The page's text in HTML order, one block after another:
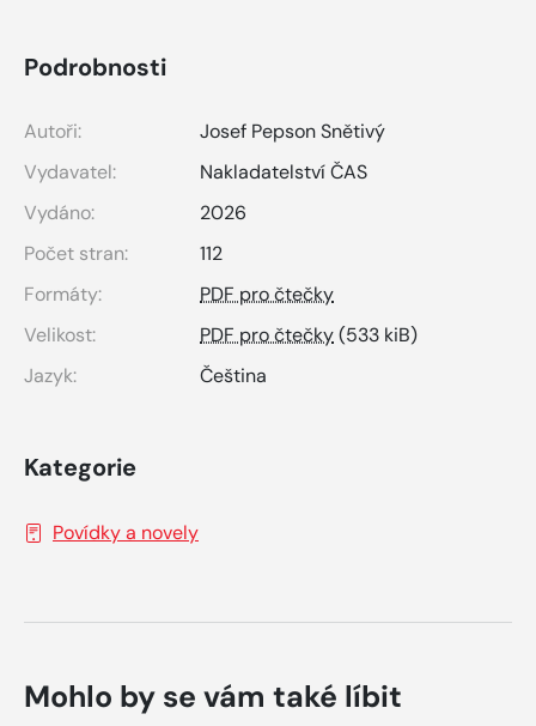
Podrobnosti
Autoři:
Josef Pepson Snětivý
Vydavatel:
Nakladatelství ČAS
Vydáno:
2026
Počet stran:
112
Formáty:
PDF pro čtečky
Velikost:
PDF pro čtečky(533 kiB)
Jazyk:
Čeština
Kategorie
Povídky a novely
Mohlo by se vám také líbit